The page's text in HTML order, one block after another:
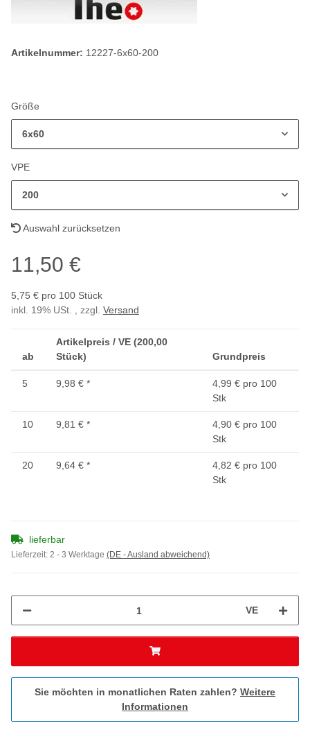
Artikelnummer: 12227-6x60-200
Größe
6x60
VPE
200
Auswahl zurücksetzen
11,50 €
5,75 € pro 100 Stück
inkl. 19% USt. , zzgl. Versand
ab
Artikelpreis / VE (200,00
Stück)
Grundpreis
5 9,98 € *
4,99 € pro 100
Stk
10 9,81 € *
4,90 € pro 100
Stk
20 9,64 € *
4,82 € pro 100
Stk
lieferbar
Lieferzeit: 2 - 3 Werktage (DE - Ausland abweichend)
VE
Sie möchten in monatlichen Raten zahlen? Weitere
Informationen